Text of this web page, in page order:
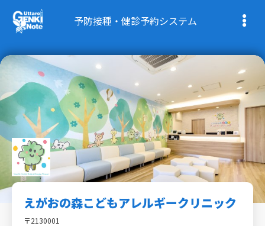
予防接種・健診予約システム
えがおの森こどもアレルギークリニック
〒2130001